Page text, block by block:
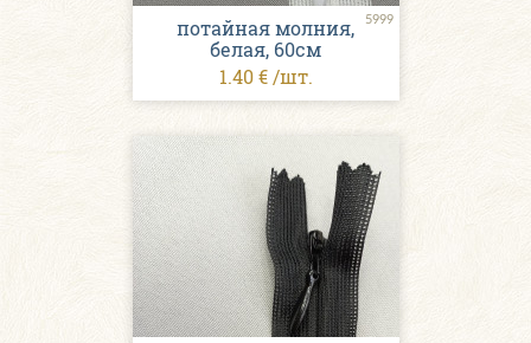
5999
потайная молния,
белая, 60см
1.40 € /шт.